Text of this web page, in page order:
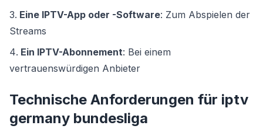
Eine IPTV-App oder -Software: Zum Abspielen der
Streams
Ein IPTV-Abonnement: Bei einem
vertrauenswürdigen Anbieter
Technische Anforderungen für iptv
germany bundesliga